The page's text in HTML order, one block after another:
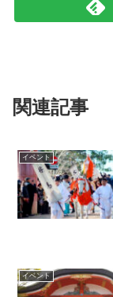
関連記事
イベント
イベント